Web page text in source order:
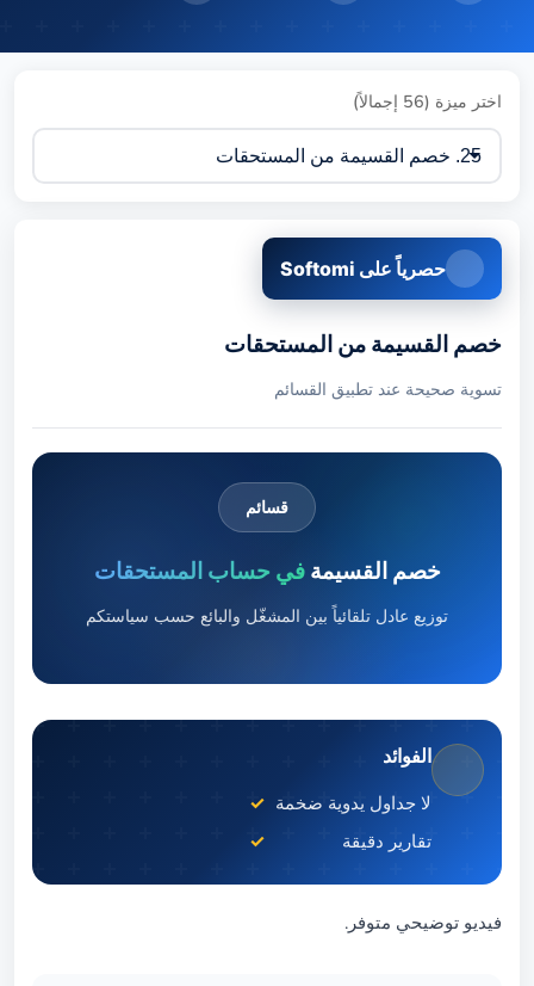
اختر ميزة (56 إجمالاً)
حصرياً على Softomi
خصم القسيمة من المستحقات
تسوية صحيحة عند تطبيق القسائم
قسائم
خصم القسيمةفي حساب المستحقات
توزيع عادل تلقائياً بين المشغّل والبائع حسب سياستكم
الفوائد
لا جداول يدوية ضخمة
تقارير دقيقة
فيديو توضيحي متوفر.